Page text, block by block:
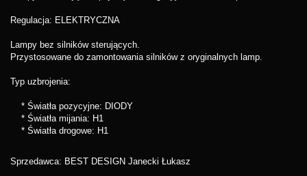
Regulacja: ELEKTRYCZNA
Lampy bez silników sterujących.
Przystosowane do zamontowania silników z oryginalnych lamp.
Typ uzbrojenia:
* Światła pozycyjne: DIODY
* Światła mijania: H1
* Światła drogowe: H1
Sprzedawca: BEST DESIGN Janecki Łukasz